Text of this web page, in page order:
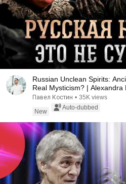
Russian Unclean Spirits:
Real Mysticism? | Alexandra
Павел Костин • 35K views
New
Auto-dubbed